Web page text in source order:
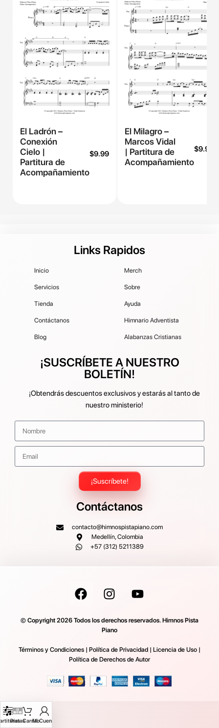
El Ladrón –
Conexión
Cielo |
Partitura de
Acompañamiento
$9.99
El Milagro –
Marcos Vidal
| Partitura de
Acompañamiento
$9.99
Links Rapidos
Inicio
Servicios
Tienda
Contáctanos
Blog
Merch
Sobre
Ayuda
Himnario Adventista
Alabanzas Cristianas
¡SUSCRÍBETE A NUESTRO
BOLETÍN!
¡Obtendrás descuentos exclusivos y estarás al tanto de
nuestro ministerio!
¡Suscríbete!
Contáctanos
contacto@himnospistapiano.com
Medellín, Colombia
+57 (312) 5211389
© Copyright 2026 Todos los derechos reservados. Himnos Pista
Piano
Términos y Condiciones| Política de Privacidad| Licencia de Uso|
Política de Derechos de Autor
PistasCarritoMi Cuenta